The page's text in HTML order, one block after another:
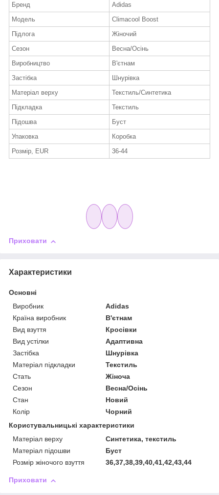
Бренд
Adidas
Модель
Climacool Boost
Підлога
Жіночий
Сезон
Весна/Осінь
Виробництво
В'єтнам
Застібка
Шнурівка
Матеріал верху
Текстиль/Синтетика
Підкладка
Текстиль
Підошва
Буст
Упаковка
Коробка
Розмір, EUR
36-44
Приховати
Характеристики
Основні
Виробник
Adidas
Країна виробник
В'єтнам
Вид взуття
Кросівки
Вид устілки
Адаптивна
Застібка
Шнурівка
Матеріал підкладки
Текстиль
Стать
Жіноча
Сезон
Весна/Осінь
Стан
Новий
Колір
Чорний
Користувальницькі характеристики
Матеріал верху
Синтетика, текстиль
Матеріал підошви
Буст
Розмір жіночого взуття
36,37,38,39,40,41,42,43,44
Приховати